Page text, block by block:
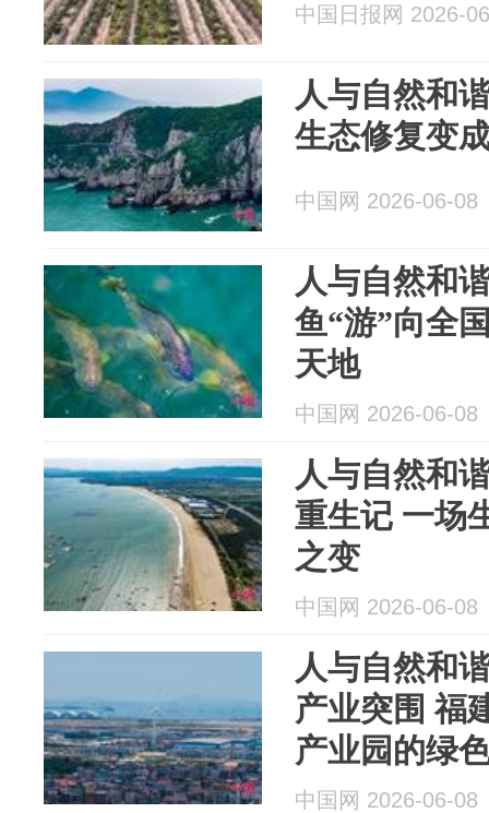
中国日报网 2026-
人与自然和
生态修复变
中国网 2026-06-08
人与自然和
鱼“游”向全
天地
中国网 2026-06-08
人与自然和
重生记 一场
之变
中国网 2026-06-08
人与自然和
产业突围 福
产业园的绿
中国网 2026-06-08